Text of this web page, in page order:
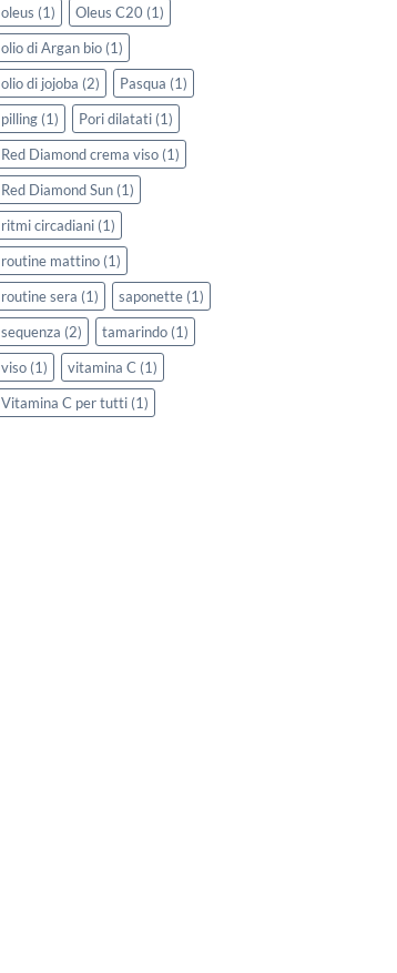
oleus (1) Oleus C20 (1)
olio di Argan bio(1)
olio di jojoba (2) Pasqua (1)
pilling(1) Pori dilatati(1)
Red Diamond crema viso(1)
Red Diamond Sun(1)
ritmi circadiani(1)
routine mattino(1)
routine sera (1) saponette(1)
sequenza (2) tamarindo(1)
viso(1) vitamina C(1)
Vitamina C per tutti(1)